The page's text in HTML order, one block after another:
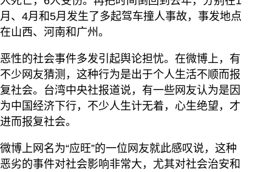
月、4月和5月发生了多起驾车撞人事故，事发地点
在山西、河南和广州。
恶性的社会事件多发引起舆论担忧。在微博上，有
不少网友猜测，这种行为是出于个人生活不顺而报
复社会。台湾中央社报道说，有一些网友认为是因
为中国经济下行，不少人生计无着，心生绝望，才
进而报复社会。
微博上网名为“应旺”的一位网友就此感叹说，这种
恶劣的事件对社会影响非常大，尤其对社会治安和